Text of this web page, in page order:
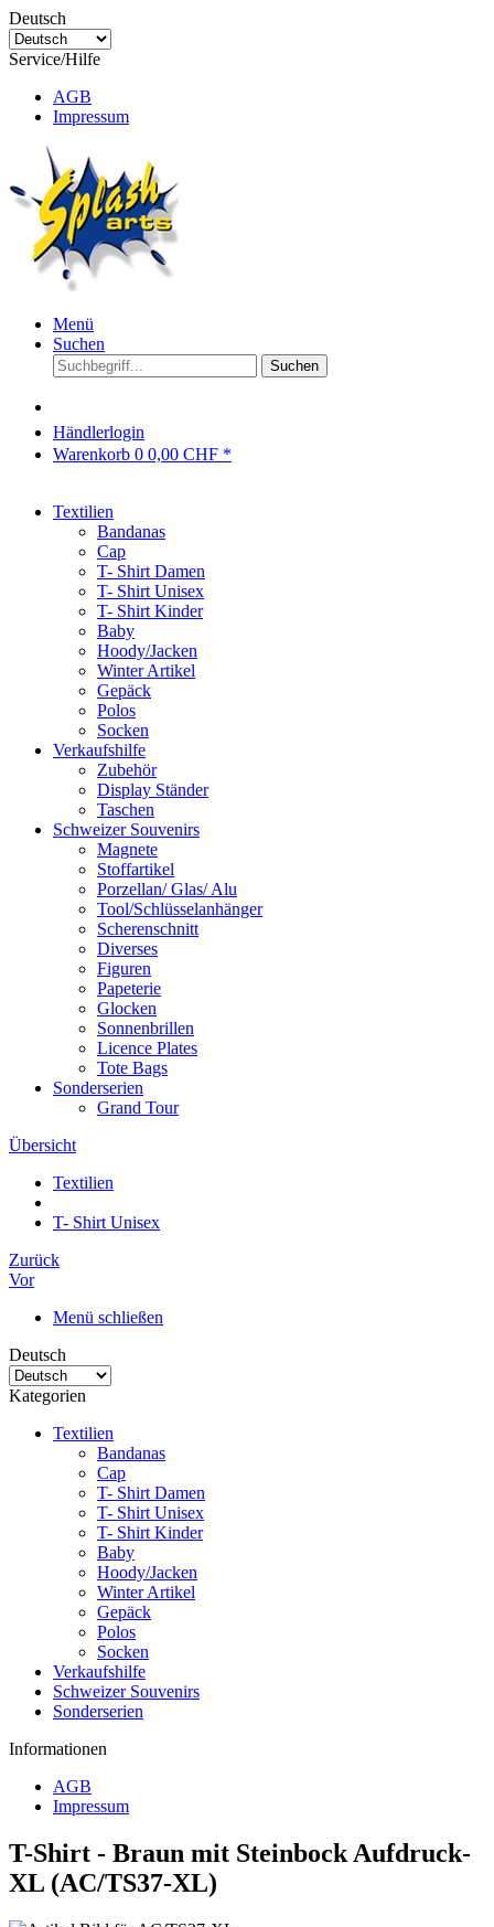
Deutsch
Service/Hilfe
AGB
Impressum
Menü
Suchen
Suchen
Händlerlogin
Warenkorb 0 0,00 CHF *
Textilien
Bandanas
Cap
T- Shirt Damen
T- Shirt Unisex
T- Shirt Kinder
Baby
Hoody/Jacken
Winter Artikel
Gepäck
Polos
Socken
Verkaufshilfe
Zubehör
Display Ständer
Taschen
Schweizer Souvenirs
Magnete
Stoffartikel
Porzellan/ Glas/ Alu
Tool/Schlüsselanhänger
Scherenschnitt
Diverses
Figuren
Papeterie
Glocken
Sonnenbrillen
Licence Plates
Tote Bags
Sonderserien
Grand Tour
Übersicht
Textilien
T- Shirt Unisex
Zurück
Vor
Menü schließen
Deutsch
Kategorien
Textilien
Bandanas
Cap
T- Shirt Damen
T- Shirt Unisex
T- Shirt Kinder
Baby
Hoody/Jacken
Winter Artikel
Gepäck
Polos
Socken
Verkaufshilfe
Schweizer Souvenirs
Sonderserien
Informationen
AGB
Impressum
T-Shirt - Braun mit Steinbock Aufdruck-
XL (AC/TS37-XL)